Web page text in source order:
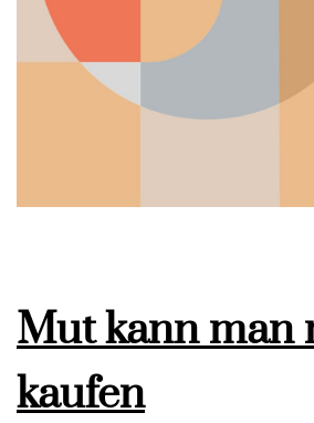
Mut kann man
kaufen